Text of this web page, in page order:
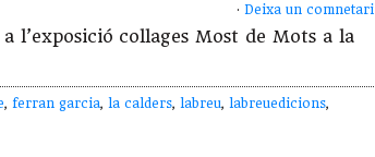
· Deixa un comnetari
l’exposició collages Most de Mots a la
, ferran garcia, la calders, labreu, labreuedicions,